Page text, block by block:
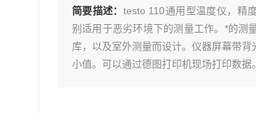
简要描述： testo 110通用型温度仪，精
别适用于恶劣环境下的测量工作。*的测
库，以及室外测量而设计。仪器屏幕带
小值。可以通过德图打印机现场打印数据。